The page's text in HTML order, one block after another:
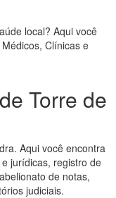
local? Aqui você
Clínicas e
Torre de
Aqui você encontra
jurídicas, registro de
de notas,
judiciais.